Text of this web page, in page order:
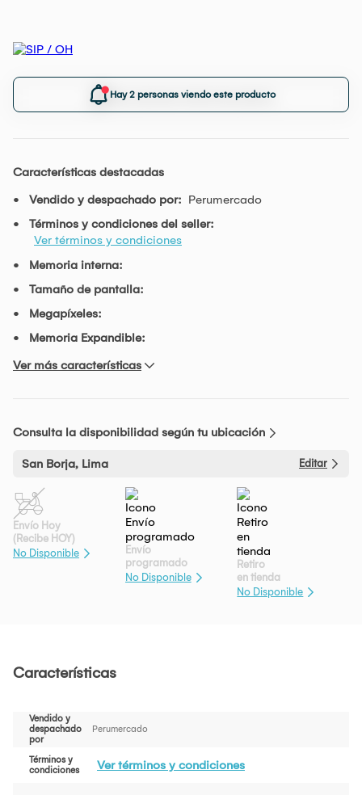
Hay 2 personas viendo este producto
Características destacadas
Vendido y despachado por: Perumercado
Términos y condiciones del seller:
Ver términos y condiciones
Memoria interna:
Tamaño de pantalla:
Megapíxeles:
Memoria Expandible:
Ver más características
Consulta la disponibilidad según tu ubicación
San Borja, Lima Editar
Envío Hoy
(Recibe HOY)
No Disponible
Envío
programado
No Disponible
Retiro
en tienda
No Disponible
Características
Vendido y
despachado
por
Perumercado
Términos y
condiciones
Ver términos y condiciones